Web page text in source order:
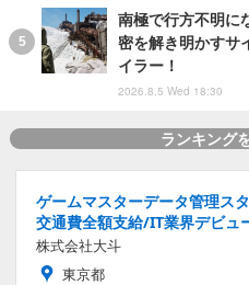
南極で行方不明に
密を解き明かすサ
イラー！
2026.8.5 Wed 18:30
ランキング
ゲームマスターデータ管理ス
交通費全額支給/IT業界デビュ
株式会社大斗
東京都